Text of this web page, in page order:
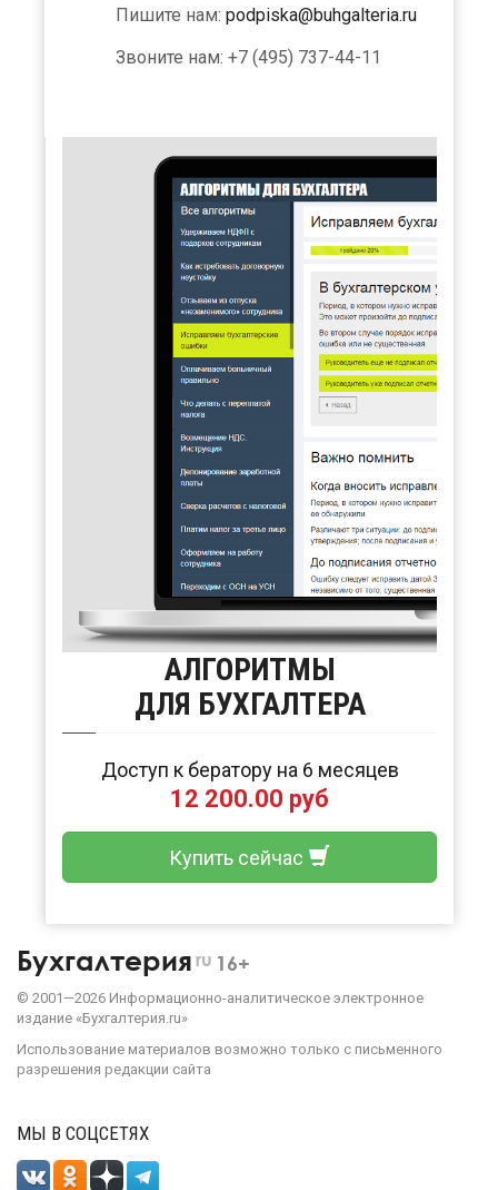
Пишите нам: podpiska@buhgalteria.ru
Звоните нам: +7 (495) 737-44-11
АЛГОРИТМЫ
ДЛЯ БУХГАЛТЕРА
Доступ к бератору на 6 месяцев
12 200.00 руб
Купить сейчас
Бухгалтерия ru 16+
© 2001—2026 Информационно-аналитическое электронное
издание «Бухгалтерия.ru»
Использование материалов возможно только с письменного
разрешения редакции сайта
МЫ В СОЦСЕТЯХ